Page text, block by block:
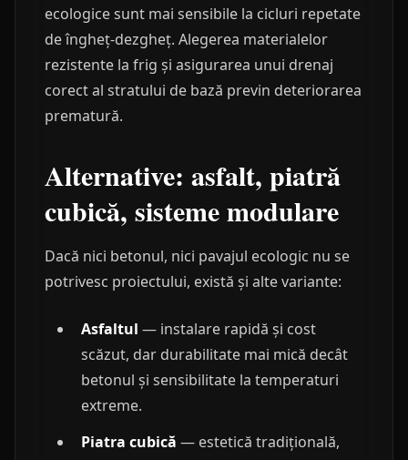
ecologice sunt mai sensibile la cicluri repetate
de îngheț-dezgheț. Alegerea materialelor
rezistente la frig și asigurarea unui drenaj
corect al stratului de bază previn deteriorarea
prematură.
Alternative: asfalt, piatră
cubică, sisteme modulare
Dacă nici betonul, nici pavajul ecologic nu se
potrivesc proiectului, există și alte variante:
Asfaltul — instalare rapidă și cost
scăzut, dar durabilitate mai mică decât
betonul și sensibilitate la temperaturi
extreme.
Piatra cubică — estetică tradițională,